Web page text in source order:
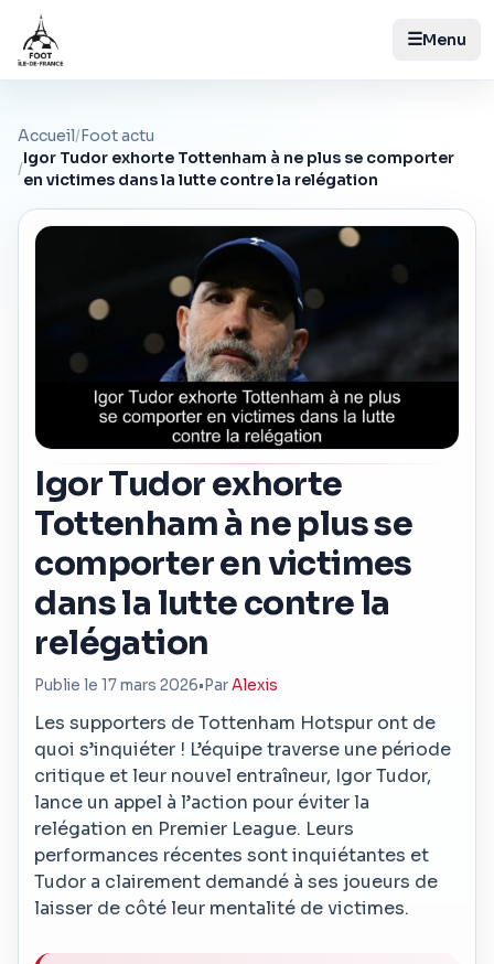
☰Menu
Accueil/Foot actu
/
Igor Tudor exhorte Tottenham à ne plus se comporter
en victimes dans la lutte contre la relégation
Igor Tudor exhorte
Tottenham à ne plus se
comporter en victimes
dans la lutte contre la
relégation
Publie le 17 mars 2026• ParAlexis
Les supporters de Tottenham Hotspur ont de
quoi s’inquiéter ! L’équipe traverse une période
critique et leur nouvel entraîneur, Igor Tudor,
lance un appel à l’action pour éviter la
relégation en Premier League. Leurs
performances récentes sont inquiétantes et
Tudor a clairement demandé à ses joueurs de
laisser de côté leur mentalité de victimes.